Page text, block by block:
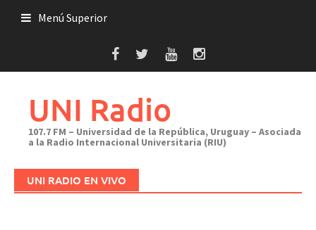
Menú Superior
UNI Radio
107.7 FM – Universidad de la República, Uruguay – Asociada
a la Radio Internacional Universitaria (RIU)
UNI RADIO EN VIVO